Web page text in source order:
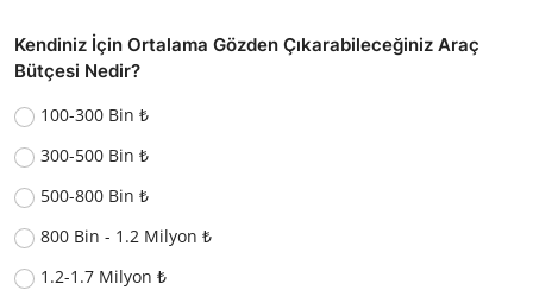
Kendiniz İçin Ortalama Gözden Çıkarabileceğiniz Araç
Bütçesi Nedir?
100-300 Bin ₺
300-500 Bin ₺
500-800 Bin ₺
800 Bin - 1.2 Milyon ₺
1.2-1.7 Milyon ₺